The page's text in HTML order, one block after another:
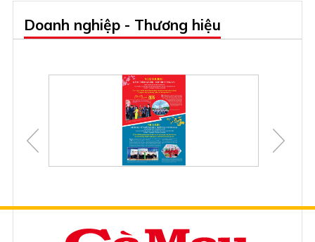
Doanh nghiệp - Thương hiệu